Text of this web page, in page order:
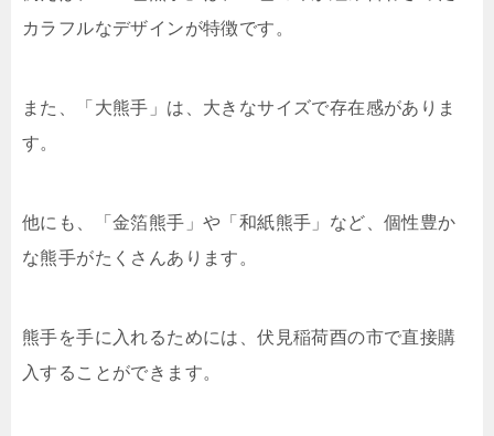
カラフルなデザインが特徴です。
また、「大熊手」は、大きなサイズで存在感がありま
す。
他にも、「金箔熊手」や「和紙熊手」など、個性豊か
な熊手がたくさんあります。
熊手を手に入れるためには、伏見稲荷酉の市で直接購
入することができます。